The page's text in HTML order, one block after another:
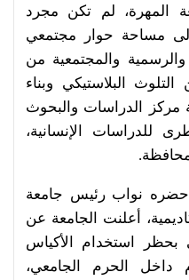
المهرة، لم تكن مجرد
مساحة حوار مجتمعي
والرسمية والمجتمعية من
البلاستيكي وبناء
الدراسات والبحوث
للدراسات الإنسانية،
حضره نواب رئيس جامعة
أعلنت الجامعة عن
بحظر استخدام الأكياس
داخل الحرم الجامعي،